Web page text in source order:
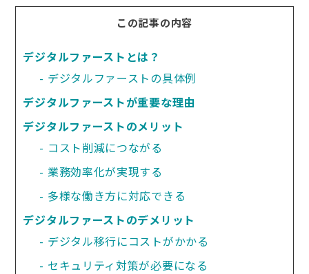
この記事の内容
デジタルファーストとは？
デジタルファーストの具体例
デジタルファーストが重要な理由
デジタルファーストのメリット
コスト削減につながる
業務効率化が実現する
多様な働き方に対応できる
デジタルファーストのデメリット
デジタル移行にコストがかかる
セキュリティ対策が必要になる